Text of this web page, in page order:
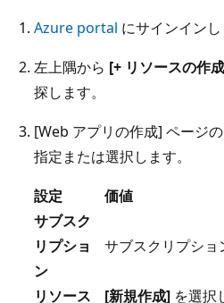
Azure portal にサインインし
左上隅から [+ リソースの作
探します。
[Web アプリの作成] ページ
指定または選択します。
設定
価値
サブスク
リプショ
ン
サブスクリプショ
リソース
[新規作成] を選択